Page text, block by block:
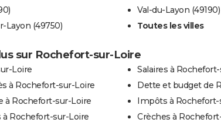
Layon (49750)
Val-du-Layon (49190)
Toutes les villes
sur Rochefort-sur-Loire
Loire
à Rochefort-sur-Loire
à Rochefort-sur-Loire
Rochefort-sur-Loire
Salaires à
Dette et budget de
Impôts à
Crèches à